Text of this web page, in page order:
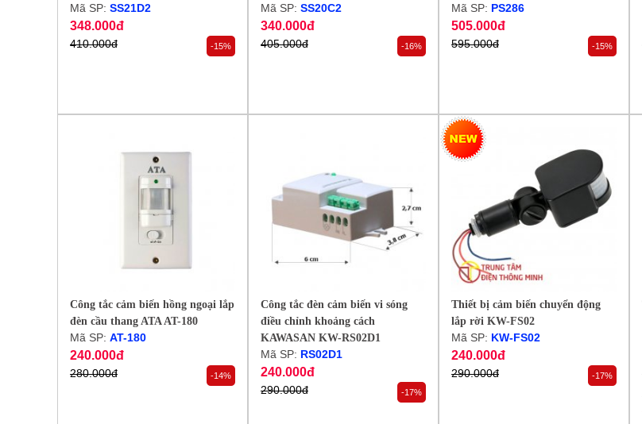
Mã SP: SS21D2
348.000đ
410.000đ -15%
Mã SP: SS20C2
340.000đ
405.000đ -16%
Mã SP: PS286
505.000đ
595.000đ -15%
Công tắc cảm biến hồng ngoại lắp
đèn cầu thang ATA AT-180
Mã SP: AT-180
240.000đ
280.000đ -14%
Công tắc đèn cảm biến vi sóng
điều chỉnh khoảng cách
KAWASAN KW-RS02D1
Mã SP: RS02D1
240.000đ
290.000đ -17%
Thiết bị cảm biến chuyển động
lắp rời KW-FS02
Mã SP: KW-FS02
240.000đ
290.000đ -17%